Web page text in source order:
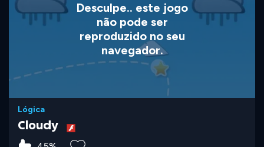
Desculpe.. este jogo
não pode ser
reproduzido no seu
navegador.
Lógica
Cloudy